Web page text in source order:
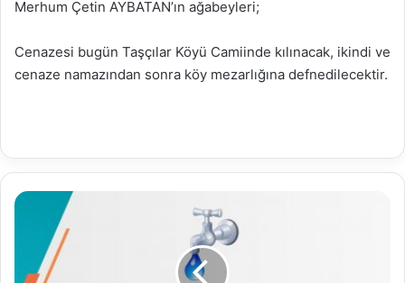
Merhum Çetin AYBATAN’ın ağabeyleri;
Cenazesi bugün Taşçılar Köyü Camiinde kılınacak, ikindi ve
cenaze namazından sonra köy mezarlığına defnedilecektir.
03.11.2021
Raporu
(Haftalık